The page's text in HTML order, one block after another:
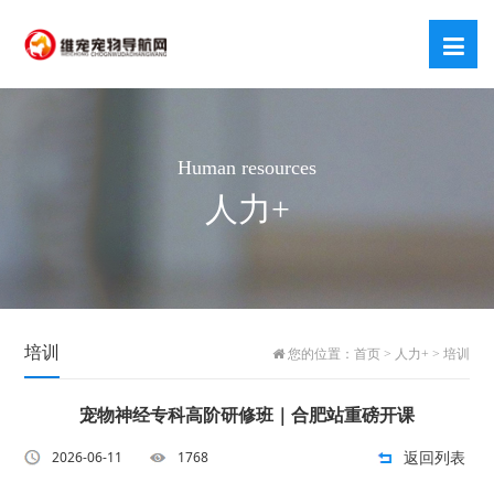
Human resources
人力+
培训 您的位置： 首页> 人力+ > 培训
宠物神经专科高阶研修班｜合肥站重磅开课
2026-06-11 1768 返回列表